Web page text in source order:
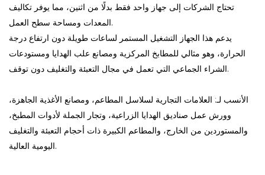
تحتاج الشركات إلى جهاز واحد فقط بدلًا من اثنين، مما يوفر تكاليف
المعدات ومساحة سطح العمل.
يدعم هذا الجهاز التشغيل المستمر لساعات طويلة دون ارتفاع درجة
الحرارة، وهو مثالي للمطابخ المركزية ومصانع علب الهدايا ومستودعات
الشراء الجماعي التي تعمل في مجال التعبئة والتغليف دون توقف.
الأنسب لـ: العلامات التجارية لسلاسل المطاعم، ومصانع الأغذية الجاهزة،
وورش عمل صناديق الهدايا الزراعية، وتجار الجملة لأدوات المطبخ،
والمستوردين من الخارج، والمطاعم الكبيرة ذات أحجام التعبئة والتغليف
اليومية العالية.